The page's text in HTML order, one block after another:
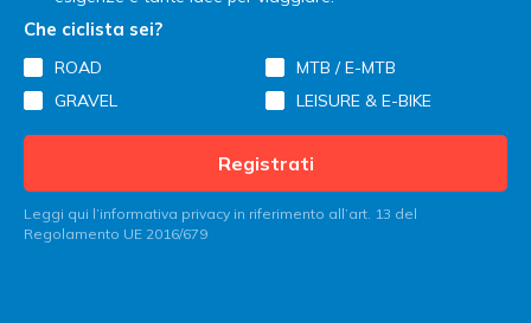
Che ciclista sei?
ROAD
MTB / E-MTB
GRAVEL
LEISURE & E-BIKE
Registrati
Leggi qui l’informativa privacy in riferimento all’art. 13 del
Regolamento UE 2016/679